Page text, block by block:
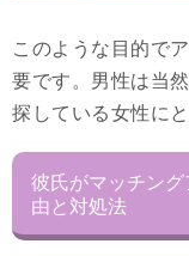
このような目的で
要です。男性は当
探している女性に
彼氏がマッチン
由と対処法